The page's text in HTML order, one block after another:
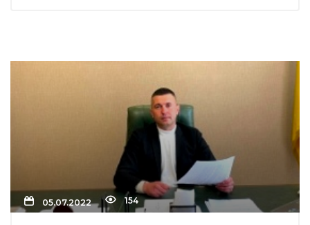
05.07.2022 154